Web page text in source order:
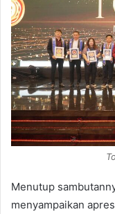
Menutup
menyampaikan